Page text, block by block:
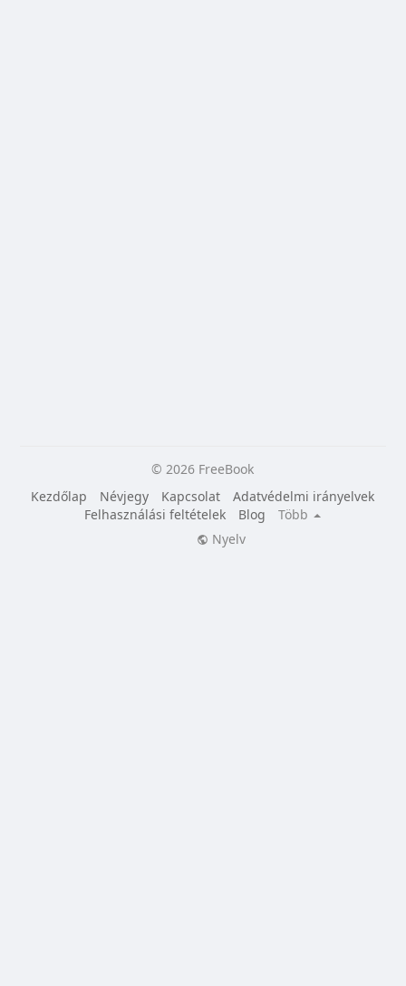
© 2026 FreeBook
Kezdőlap
Névjegy Kapcsolat
Adatvédelmi irányelvek
Felhasználási feltételek
Blog
Több
Nyelv